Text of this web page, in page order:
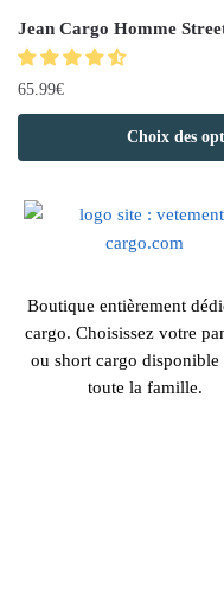
Jean Cargo Homme
65.99€
Choix des
Boutique entièrement
cargo. Choisissez votre
ou short cargo disponible
toute la famille.